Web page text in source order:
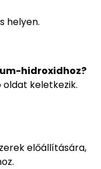
helyen.
hidroxidhoz?
oldat keletkezik.
előállítására,